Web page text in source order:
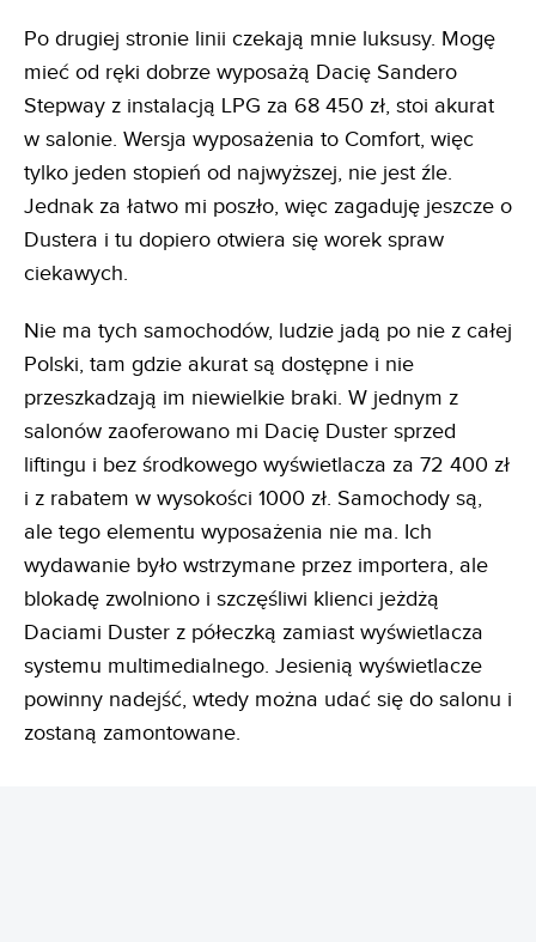
Po drugiej stronie linii czekają mnie luksusy. Mogę
mieć od ręki dobrze wyposażą Dacię Sandero
Stepway z instalacją LPG za 68 450 zł, stoi akurat
w salonie. Wersja wyposażenia to Comfort, więc
tylko jeden stopień od najwyższej, nie jest źle.
Jednak za łatwo mi poszło, więc zagaduję jeszcze o
Dustera i tu dopiero otwiera się worek spraw
ciekawych.
Nie ma tych samochodów, ludzie jadą po nie z całej
Polski, tam gdzie akurat są dostępne i nie
przeszkadzają im niewielkie braki. W jednym z
salonów zaoferowano mi Dacię Duster sprzed
liftingu i bez środkowego wyświetlacza za 72 400 zł
i z rabatem w wysokości 1000 zł. Samochody są,
ale tego elementu wyposażenia nie ma. Ich
wydawanie było wstrzymane przez importera, ale
blokadę zwolniono i szczęśliwi klienci jeżdżą
Daciami Duster z półeczką zamiast wyświetlacza
systemu multimedialnego. Jesienią wyświetlacze
powinny nadejść, wtedy można udać się do salonu i
zostaną zamontowane.